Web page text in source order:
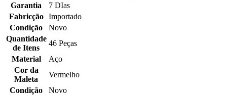
Garantia
7 DIas
Fabricção
Importado
Condição
Novo
Quantidade
de Itens
46 Peças
Material
Aço
Cor da
Maleta
Vermelho
Condição
Novo